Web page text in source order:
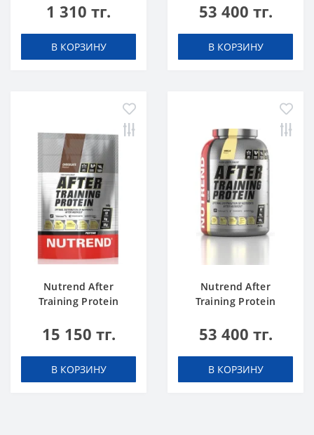
1 310 тг.
В КОРЗИНУ
53 400 тг.
В КОРЗИНУ
Nutrend After
Training Protein
15 150 тг.
В КОРЗИНУ
Nutrend After
Training Protein
53 400 тг.
В КОРЗИНУ